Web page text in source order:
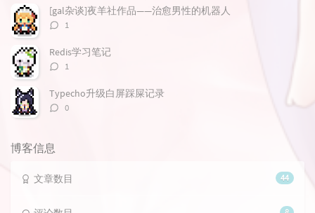
数：
[gal杂谈]夜羊社作品——治愈男性的机器人
评
数：
1
Redis学习笔记
评
数：
1
Typecho升级白屏踩屎记录
评
0
博客信息
44
文章数目